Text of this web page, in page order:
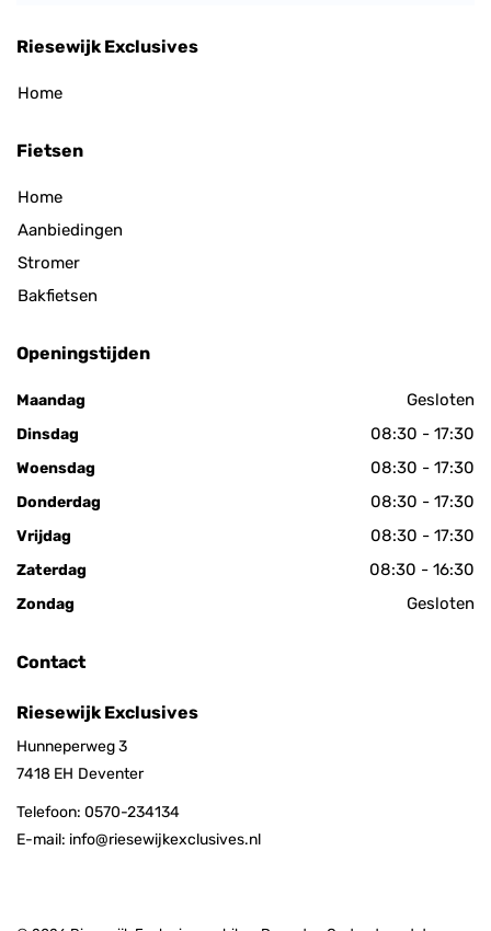
Riesewijk Exclusives
Home
Fietsen
Home
Aanbiedingen
Stromer
Bakfietsen
Openingstijden
Maandag Gesloten
Dinsdag 08:30 - 17:30
Woensdag 08:30 - 17:30
Donderdag 08:30 - 17:30
Vrijdag 08:30 - 17:30
Zaterdag 08:30 - 16:30
Zondag Gesloten
Contact
Riesewijk Exclusives
Hunneperweg 3
7418 EH Deventer
Telefoon: 0570-234134
E-mail: info@riesewijkexclusives.nl